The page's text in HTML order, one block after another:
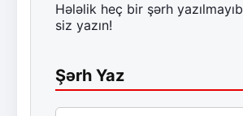
Hələlik heç bir şərh
siz yazın!
Şərh Yaz